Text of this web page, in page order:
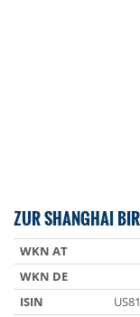
ZUR SHANGHAI
WKN AT
WKN DE
ISIN